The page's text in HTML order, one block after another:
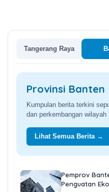
Tangerang Raya
Provinsi Banten
Kumpulan berita terkini
dan perkembangan
Lihat Semua Berita →
Pemprov
Penguatan